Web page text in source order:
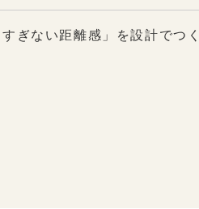
ぎない距離感」を設計でつ